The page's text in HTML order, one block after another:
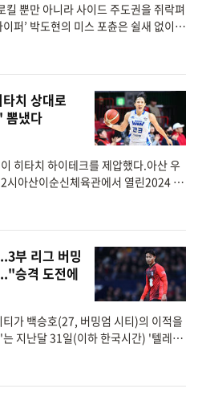
뿐만 아니라 사이드 주도권을 쥐락펴
퍼’ 박도현의 미스 포츈은 쉴새 없이
치 상대로
뽐냈다
히타치 하이테크를 제압했다.아산 우
시아산이순신체육관에서 열린2024 우
부 리그 버밍
승격 도전에
가 백승호(27, 버밍엄 시티)의 이적을
지난달 31일(이하 한국시간) '텔레그